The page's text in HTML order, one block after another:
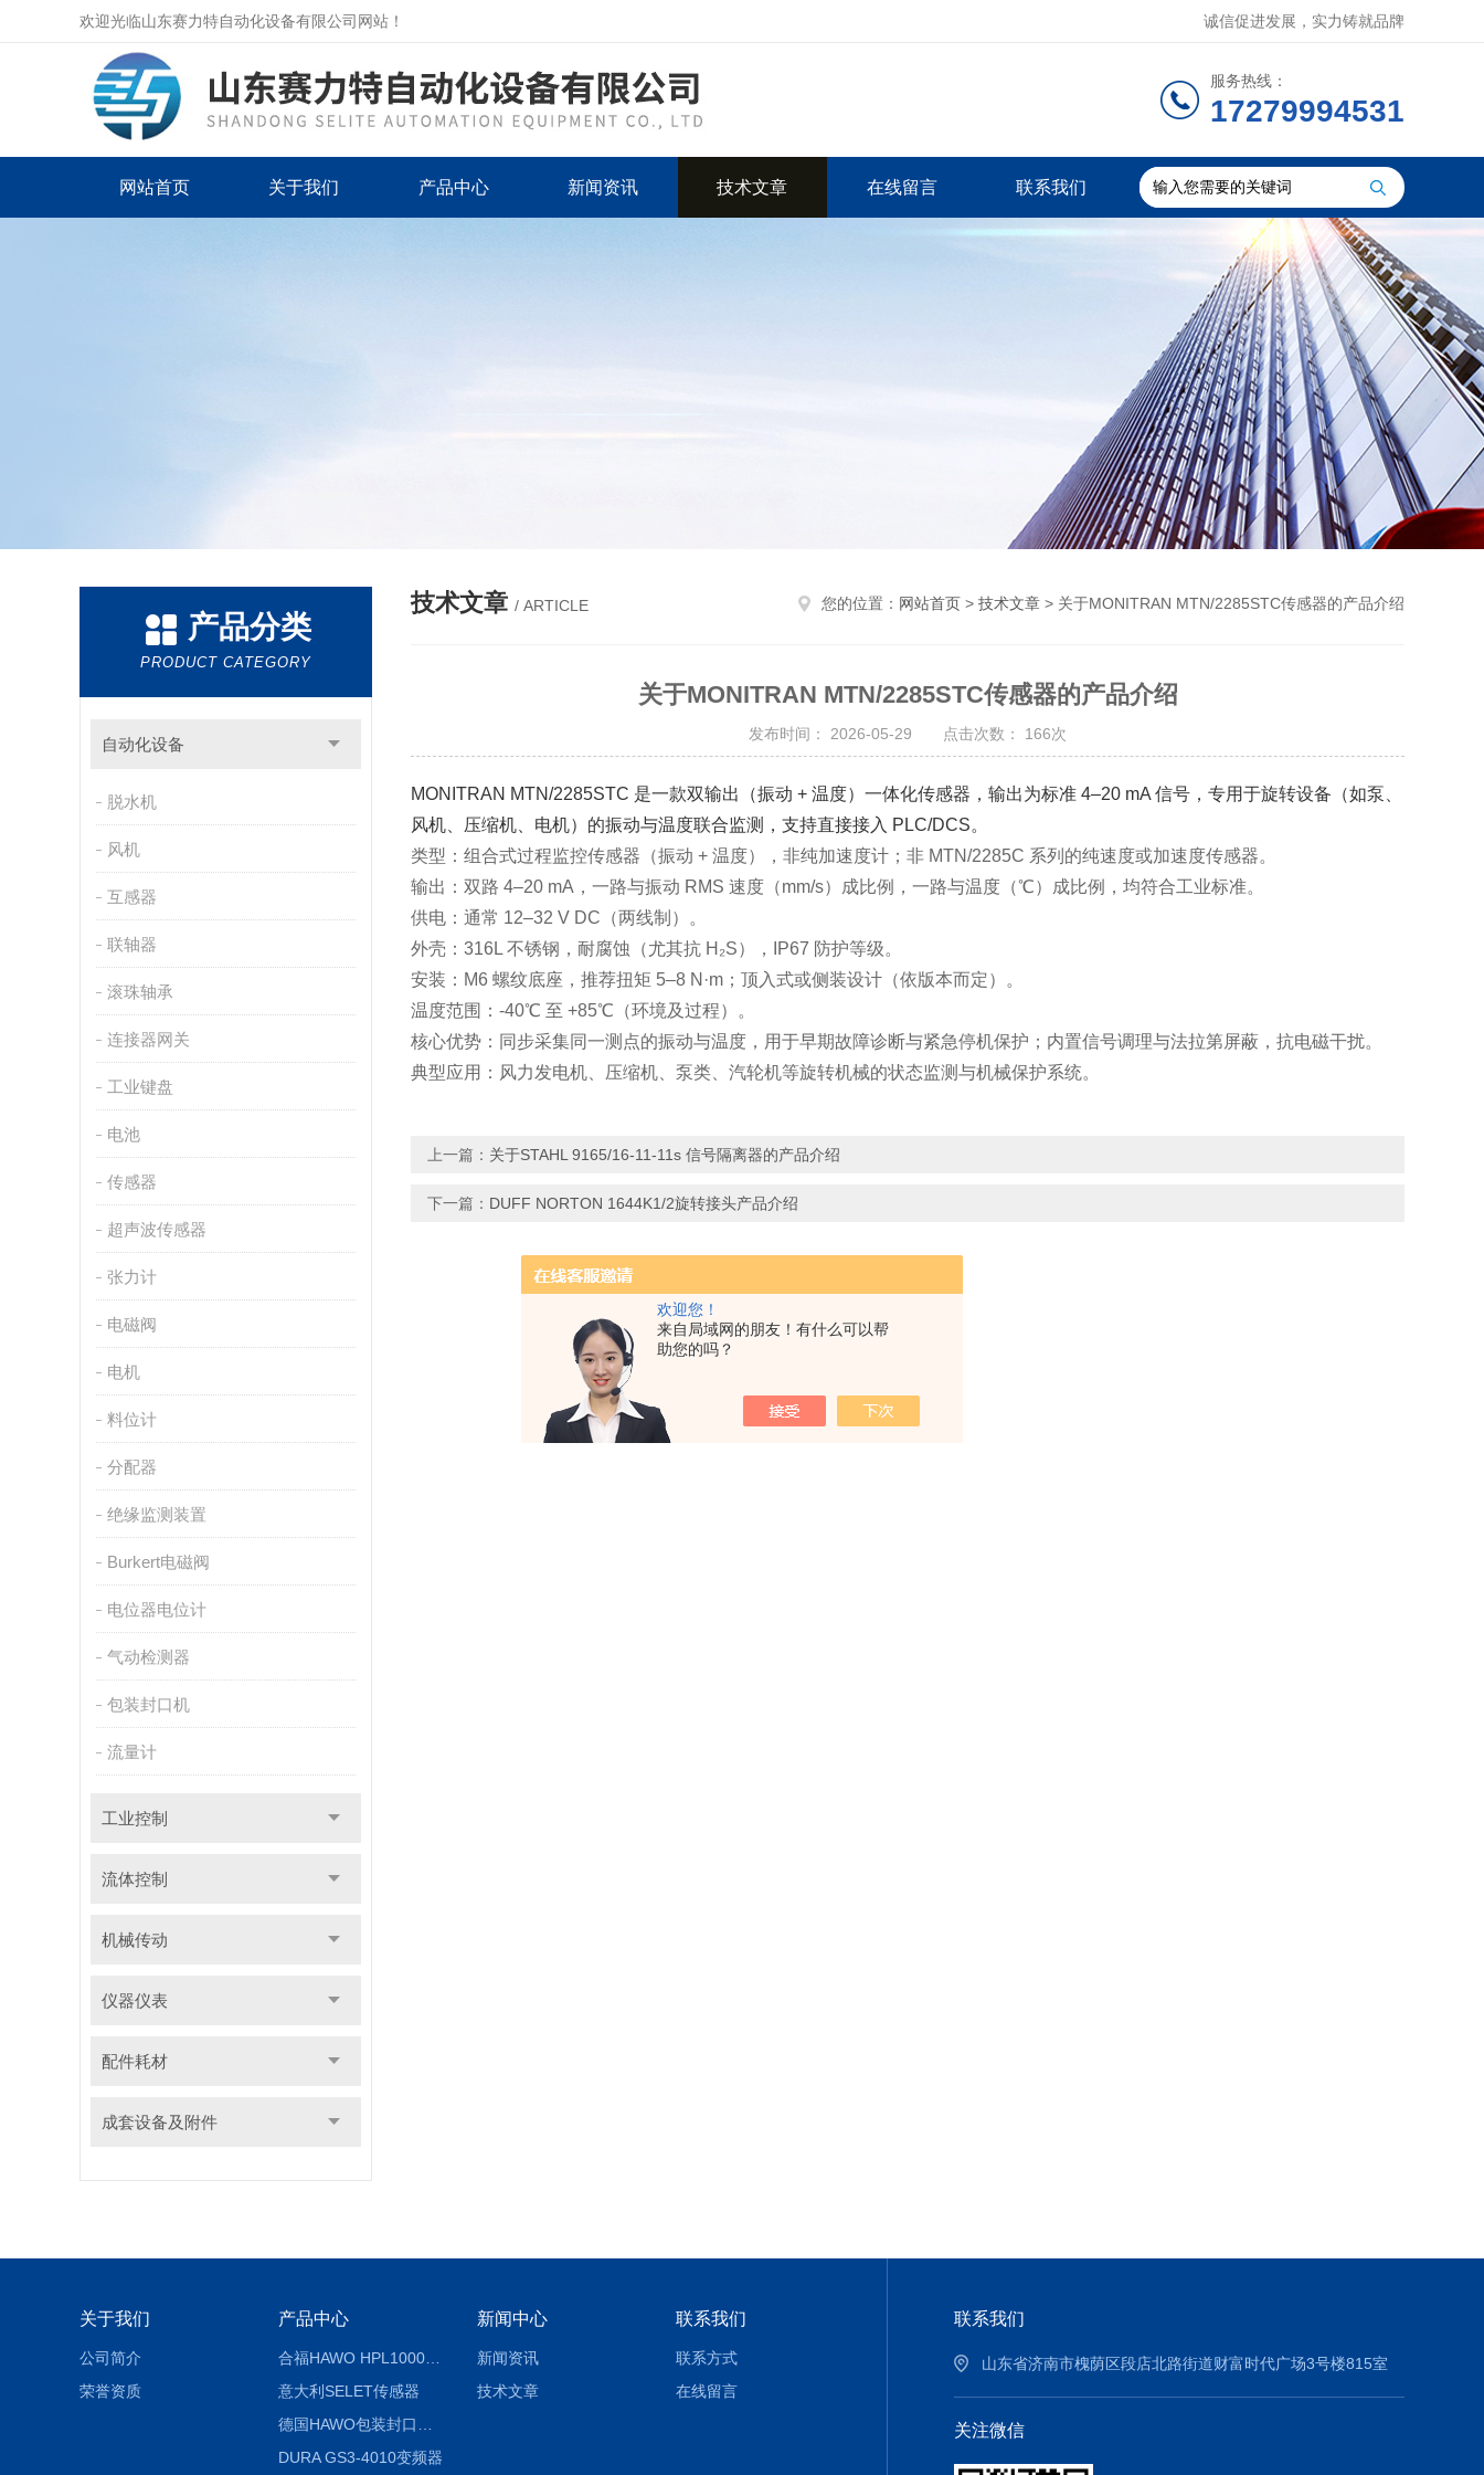
欢迎您！
来自局域网的朋友！有什么可以帮
助您的吗？
欢迎光临山东赛力特自动化设备有限公司网站！ 诚信促进发展，实力铸就品牌
服务热线：
17279994531
网站首页 关于我们 产品中心 新闻资讯 技术文章 在线留言 联系我们
产品分类
PRODUCT CATEGORY
自动化设备
脱水机
风机
互感器
联轴器
滚珠轴承
连接器网关
工业键盘
电池
传感器
超声波传感器
张力计
电磁阀
电机
料位计
分配器
绝缘监测装置
Burkert电磁阀
电位器电位计
气动检测器
包装封口机
流量计
工业控制
流体控制
机械传动
仪器仪表
配件耗材
成套设备及附件
技术文章 / ARTICLE 您的位置： 网站首页 > 技术文章 > 关于MONITRAN MTN/2285STC传感器的产品介绍
关于MONITRAN MTN/2285STC传感器的产品介绍
发布时间： 2026-05-29 点击次数： 166次
MONITRAN MTN/2285STC 是一款双输出（振动 + 温度）一体化传感器，输出为标准 4–20 mA 信号，专用于旋转设备（如泵、
风机、压缩机、电机）的振动与温度联合监测，支持直接接入 PLC/DCS。‌‌
类型 ‌：组合式过程监控传感器（振动 + 温度），非纯加速度计；‌ 非 MTN/2285C 系列的纯速度或加速度传感器‌。
输出 ‌：‌ 双路 4–20 mA ‌，一路与振动 RMS 速度（mm/s）成比例，一路与温度（℃）成比例，均符合工业标准。
供电 ‌：通常 ‌ 12–32 V DC ‌（两线制）。
外壳 ‌：‌ 316L 不锈钢 ‌，耐腐蚀（尤其抗 H₂S），‌ IP67 防护等级‌。
安装 ‌：‌ M6 螺纹底座 ‌，推荐扭矩 ‌ 5–8 N·m ‌；顶入式或侧装设计（依版本而定）。
温度范围 ‌：‌ -40℃ 至 +85℃ ‌（环境及过程）。
核心优势 ‌：同步采集同一测点的振动与温度，用于早期故障诊断与紧急停机保护；内置信号调理与法拉第屏蔽，抗电磁干扰。
典型应用 ‌：风力发电机、压缩机、泵类、汽轮机等旋转机械的状态监测与机械保护系统。
上一篇： 关于STAHL 9165/16-11-11s 信号隔离器的产品介绍
下一篇： DUFF NORTON 1644K1/2旋转接头产品介绍
关于我们
公司简介
荣誉资质
产品中心
合福HAWO HPL1000AS封口机
意大利SELET传感器
DURA GS3-4010变频器
新闻中心
新闻资讯
技术文章
联系我们
联系方式
在线留言
联系我们
山东省济南市槐荫区段店北路街道财富时代广场3号楼815室
关注微信